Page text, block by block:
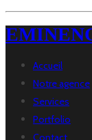
Accueil
Notre agence
Services
Portfolio
Contact